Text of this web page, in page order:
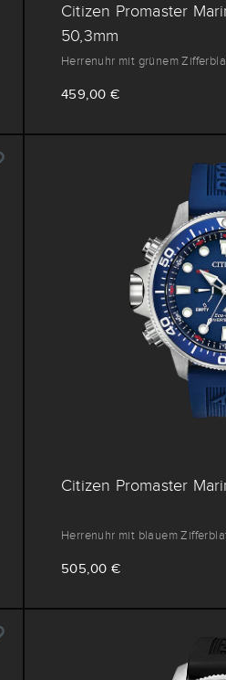
Citizen Promaster
50,3mm
Herrenuhr mit grünem
459,00 €
Citizen Promaster
Herrenuhr mit blauem
505,00 €